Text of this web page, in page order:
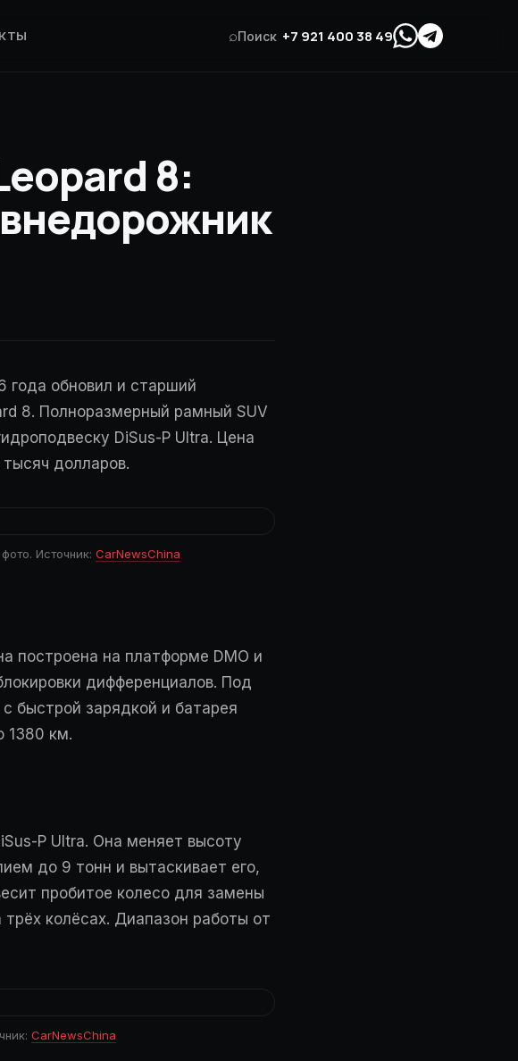
⌕Поиск +7 921 400 38 49
8:
года обновил и старший
8. Полноразмерный рамный SUV
DiSus-P Ultra. Цена
долларов.
Источник: CarNewsChina
построена на платформе DMO и
дифференциалов. Под
быстрой зарядкой и батарея
1380 км.
P Ultra. Она меняет высоту
до 9 тонн и вытаскивает его,
пробитое колесо для замены
колёсах. Диапазон работы от
CarNewsChina